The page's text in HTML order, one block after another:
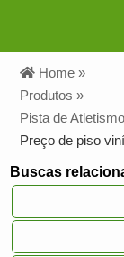
Home »
Produtos »
Pista de
Preço de piso
Buscas